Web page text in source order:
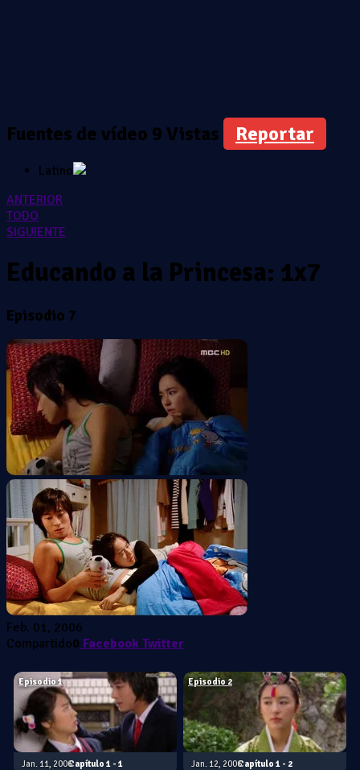
Fuentes de vídeo 9 Vistas Reportar
Latino
ANTERIOR
TODO
SIGUIENTE
Educando a la Princesa: 1x7
Episodio 7
Feb. 01, 2006
Compartido0 Facebook Twitter
1 - 1
Episodio 1
Jan. 11, 2006 1 - 2
Episodio 2
Jan. 12, 2006